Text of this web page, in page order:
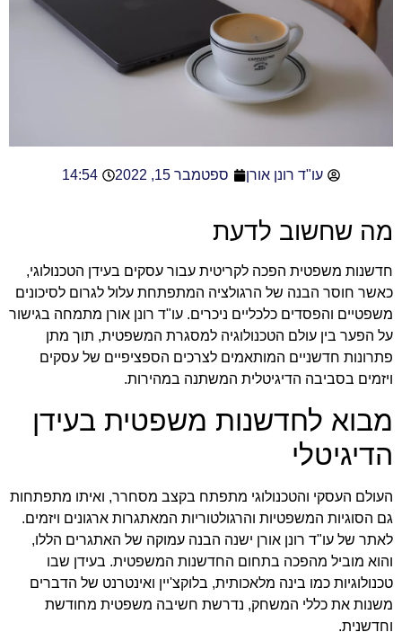
עו"ד רונן אורן ספטמבר 15, 2022 14:54
מה שחשוב לדעת
חדשנות משפטית הפכה לקריטית עבור עסקים בעידן הטכנולוגי,
כאשר חוסר הבנה של הרגולציה המתפתחת עלול לגרום לסיכונים
משפטיים והפסדים כלכליים ניכרים. עו"ד רונן אורן מתמחה בגישור
על הפער בין עולם הטכנולוגיה למסגרת המשפטית, תוך מתן
פתרונות חדשניים המותאמים לצרכים הספציפיים של עסקים
ויזמים בסביבה הדיגיטלית המשתנה במהירות.
מבוא לחדשנות משפטית בעידן
הדיגיטלי
העולם העסקי והטכנולוגי מתפתח בקצב מסחרר, ואיתו מתפתחות
גם הסוגיות המשפטיות והרגולטוריות המאתגרות ארגונים ויזמים.
לאתר של עו"ד רונן אורן ישנה הבנה עמוקה של האתגרים הללו,
והוא מוביל מהפכה בתחום החדשנות המשפטית. בעידן שבו
טכנולוגיות כמו בינה מלאכותית, בלוקצ'יין ואינטרנט של הדברים
משנות את כללי המשחק, נדרשת חשיבה משפטית מחודשת
וחדשנית.